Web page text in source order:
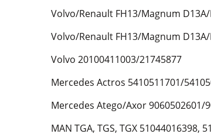
Volvo/Renault FH13/Magnum
Volvo/Renault FH13/Magnum
Volvo 20100411003/21745877
Mercedes Actros 5410511701/
Mercedes Atego/Axor 9060502601/
MAN TGA, TGS, TGX 51044016398,